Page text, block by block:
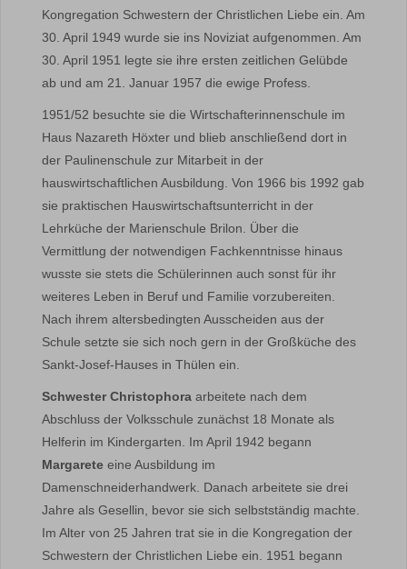
Kongregation Schwestern der Christlichen Liebe ein. Am
30. April 1949 wurde sie ins Noviziat aufgenommen. Am
30. April 1951 legte sie ihre ersten zeitlichen Gelübde
ab und am 21. Januar 1957 die ewige Profess.
1951/52 besuchte sie die Wirtschafterinnenschule im
Haus Nazareth Höxter und blieb anschließend dort in
der Paulinenschule zur Mitarbeit in der
hauswirtschaftlichen Ausbildung. Von 1966 bis 1992 gab
sie praktischen Hauswirtschaftsunterricht in der
Lehrküche der Marienschule Brilon. Über die
Vermittlung der notwendigen Fachkenntnisse hinaus
wusste sie stets die Schülerinnen auch sonst für ihr
weiteres Leben in Beruf und Familie vorzubereiten.
Nach ihrem altersbedingten Ausscheiden aus der
Schule setzte sie sich noch gern in der Großküche des
Sankt-Josef-Hauses in Thülen ein.
Schwester Christophora arbeitete nach dem
Abschluss der Volksschule zunächst 18 Monate als
Helferin im Kindergarten. Im April 1942 begann
Margarete eine Ausbildung im
Damenschneiderhandwerk. Danach arbeitete sie drei
Jahre als Gesellin, bevor sie sich selbstständig machte.
Im Alter von 25 Jahren trat sie in die Kongregation der
Schwestern der Christlichen Liebe ein. 1951 begann